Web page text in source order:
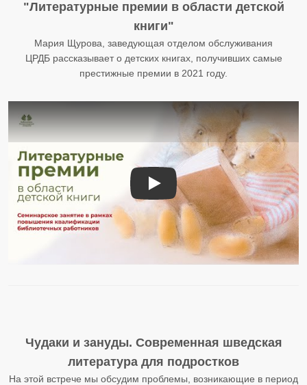
"Литературные премии в области детской
книги"
Мария Щурова, заведующая отделом обслуживания
ЦРДБ рассказывает о детских книгах, получивших самые
престижные премии в 2021 году.
Литературные премии в области
Чудаки и зануды. Современная шведская
литература для подростков
На этой встрече мы обсудим проблемы, возникающие в период